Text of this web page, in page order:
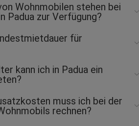
Wohnmobilen stehen bei
Padua zur Verfügung?
für
kann ich in Padua ein
muss ich bei der
rechnen?